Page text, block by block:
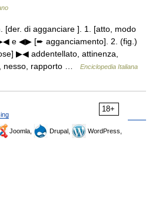
[der. di agganciare ]. 1. [atto, modo
e ◀▶ [➨ agganciamento]. 2. (fig.)
▶◀ addentellato, attinenza,
nesso, rapporto …
Enciclopedia Italiana
18+
Joomla, Drupal,
WordPress,